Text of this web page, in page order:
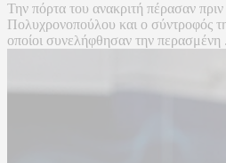
Την πόρτα του ανακριτή πέρασαν
Πολυχρονοπούλου και ο σύντροφός
οποίοι συνελήφθησαν την περασμένη